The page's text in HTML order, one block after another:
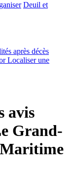
Deuil et
après décès
Localiser une
avis
Grand-